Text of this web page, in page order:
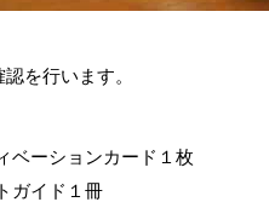
を行います。
ベーションカード１枚
ガイド１冊